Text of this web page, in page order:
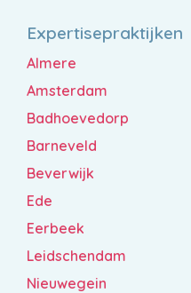
Expertisepraktijken
Almere
Amsterdam
Badhoevedorp
Barneveld
Beverwijk
Ede
Eerbeek
Leidschendam
Nieuwegein